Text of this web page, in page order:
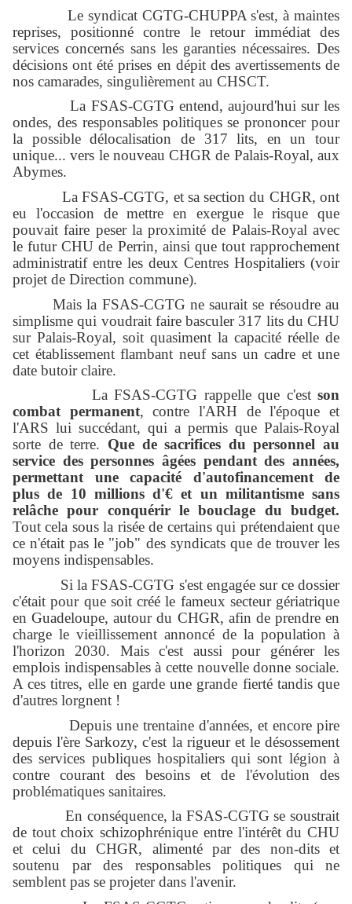
Le syndicat CGTG-CHUPPA s'est, à maintes
reprises, positionné contre le retour immédiat des
services concernés sans les garanties nécessaires. Des
décisions ont été prises en dépit des avertissements de
nos camarades, singulièrement au CHSCT.
La FSAS-CGTG entend, aujourd'hui sur les
ondes, des responsables politiques se prononcer pour
la possible délocalisation de 317 lits, en un tour
unique... vers le nouveau CHGR de Palais-Royal, aux
Abymes.
La FSAS-CGTG, et sa section du CHGR, ont
eu l'occasion de mettre en exergue le risque que
pouvait faire peser la proximité de Palais-Royal avec
le futur CHU de Perrin, ainsi que tout rapprochement
administratif entre les deux Centres Hospitaliers (voir
projet de Direction commune).
Mais la FSAS-CGTG ne saurait se résoudre au
simplisme qui voudrait faire basculer 317 lits du CHU
sur Palais-Royal, soit quasiment la capacité réelle de
cet établissement flambant neuf sans un cadre et une
date butoir claire.
La FSAS-CGTG rappelle que c'est son
combat permanent, contre l'ARH de l'époque et
l'ARS lui succédant, qui a permis que Palais-Royal
sorte de terre. Que de sacrifices du personnel au
service des personnes âgées pendant des années,
permettant une capacité d'autofinancement de
plus de 10 millions d'€ et un militantisme sans
relâche pour conquérir le bouclage du budget.
Tout cela sous la risée de certains qui prétendaient que
ce n'était pas le "job" des syndicats que de trouver les
moyens indispensables.
Si la FSAS-CGTG s'est engagée sur ce dossier
c'était pour que soit créé le fameux secteur gériatrique
en Guadeloupe, autour du CHGR, afin de prendre en
charge le vieillissement annoncé de la population à
l'horizon 2030. Mais c'est aussi pour générer les
emplois indispensables à cette nouvelle donne sociale.
A ces titres, elle en garde une grande fierté tandis que
d'autres lorgnent !
Depuis une trentaine d'années, et encore pire
depuis l'ère Sarkozy, c'est la rigueur et le désossement
des services publiques hospitaliers qui sont légion à
contre courant des besoins et de l'évolution des
problématiques sanitaires.
En conséquence, la FSAS-CGTG se soustrait
de tout choix schizophrénique entre l'intérêt du CHU
et celui du CHGR, alimenté par des non-dits et
soutenu par des responsables politiques qui ne
semblent pas se projeter dans l'avenir.